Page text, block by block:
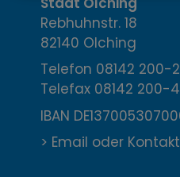
o
n
t
a
k
Rebhuhnstr. 18
82140 Olching
Telefon 08142 200-
Telefax 08142 200-
IBAN
> Email oder